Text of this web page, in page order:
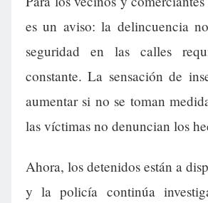
es un aviso: la delincuencia
seguridad en las calles
constante. La sensación de
aumentar si no se toman
las víctimas no denuncian los
Ahora, los detenidos están a
y la policía continúa